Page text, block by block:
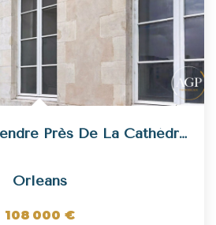
Studio Neuf À Vendre Près De La Cathédrale. Investissement...
Orleans
108 000 €